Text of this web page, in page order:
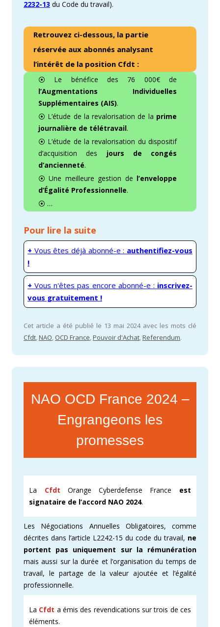
2232-13 du Code du travail).
Retrouvez ci-dessous, la partie
réservée aux abonnés analysant
l’intérêt de la position Cfdt :
⦿ Le bénéfice des 76 000€ de
l’Augmentations Individuelles
Supplémentaires (AIS).
⦿ L’étude de la revalorisation de la prime
journalière de télétravail.
⦿ L’étude de la revalorisation du dispositif
d’acquisition des jours de congés
d’ancienneté.
⦿ Une meilleure gestion de l’enveloppe
d’Égalité Professionnelle.
⦿ …
Pour lire la suite
+ Vous êtes déjà abonné-e : authentifiez-vous
!
+ Vous n'êtes pas encore abonné-e : inscrivez-
vous gratuitement !
Cet article a été publié le 13 mai 2024 avec les mots clé
Cfdt,NAO, OCD France,Pouvoir d'Achat,Referendum.
NAO OCD France 2024 –
Engrangeons les
promesses
La Cfdt Orange Cyberdefense France est
signataire de l’accord NAO 2024.
Les Négociations Annuelles Obligatoires, comme
décrites dans l’article L2242-15 du code du travail, ne
portent pas uniquement sur la rémunération
mais aussi sur la durée et l’organisation du temps de
travail, le partage de la valeur ajoutée et l’égalité
professionnelle.
La Cfdt a émis des revendications sur trois de ces
éléments.